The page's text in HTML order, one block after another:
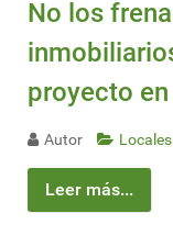
No los
proyecto
Autor Locales
Leer más...